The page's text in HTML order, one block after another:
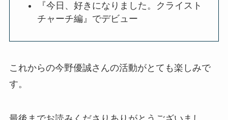
『今日、好きになりました。クライスト
チャーチ編』でデビュー
これからの今野優誠さんの活動がとても楽しみで
す。